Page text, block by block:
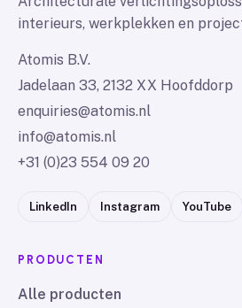
interieurs, werkplekken en
Atomis B.V.
Jadelaan 33, 2132 XX Hoofddorp
enquiries@atomis.nl
info@atomis.nl
+31 (0)23 554 09 20
LinkedIn Instagram YouTube
PRODUCTEN
Alle producten